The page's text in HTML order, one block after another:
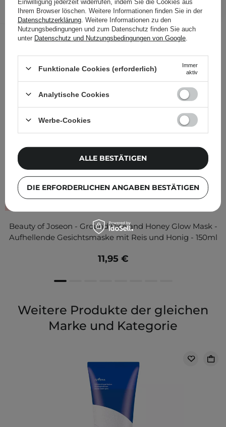
Folgende Produkte wurden von
anderen Kunden geprüft
Beauty of Joseon - Ground Rice and Honey Glow Mask -
Aufhellende Gesichtsmaske mit Reis und Honig - 150ml
11,95 €
Weitere Produkte der gleichen
Marke und Kategorie
Ihrem Browser löschen. Weitere Informationen finden Sie in der
Datenschutzerklärung . Weitere Informationen zu den
Nutzungsbedingungen und zum Datenschutz finden Sie auch
unter Datenschutz und Nutzungsbedingungen von Google
Funktionale Cookies (erforderlich)
Immer
aktiv
Analytische Cookies
Werbe-Cookies
DIE ERFORDERLICHEN ANGABEN BESTÄTIGEN
ALLE BESTÄTIGEN